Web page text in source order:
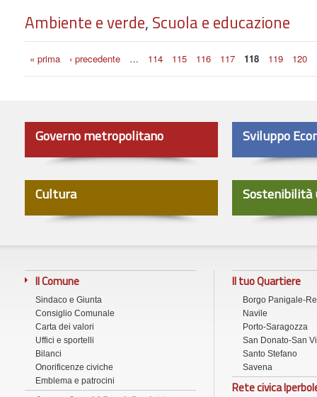
Ambiente e verde, Scuola e educazione
Pagine
« prima ‹ precedente … 114 115 116 117 118 119 120
Governo metropolitano Sviluppo
Cultura Sostenibilità
Il Comune
Sindaco e Giunta
Consiglio Comunale
Carta dei valori
Uffici e sportelli
Bilanci
Onorificenze civiche
Emblema e patrocini
Il tuo Quartiere
Borgo Panigale-
Navile
Porto-Saragozza
San Donato-San
Santo Stefano
Savena
Rete civica